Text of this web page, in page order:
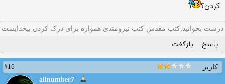
کردن؟
درست بخوانید,کتب مقدس کتب نیرومندی همواره برای درک کردن بیخدایست
پاسخ بازگفت
کاربر
#16
alinumber7